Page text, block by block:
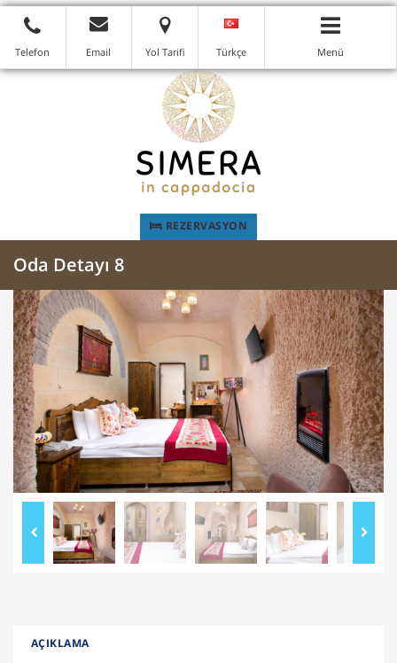
Telefon Email Yol Tarifi Türkçe Menü
REZERVASYON
Oda Detayı 8
AÇIKLAMA